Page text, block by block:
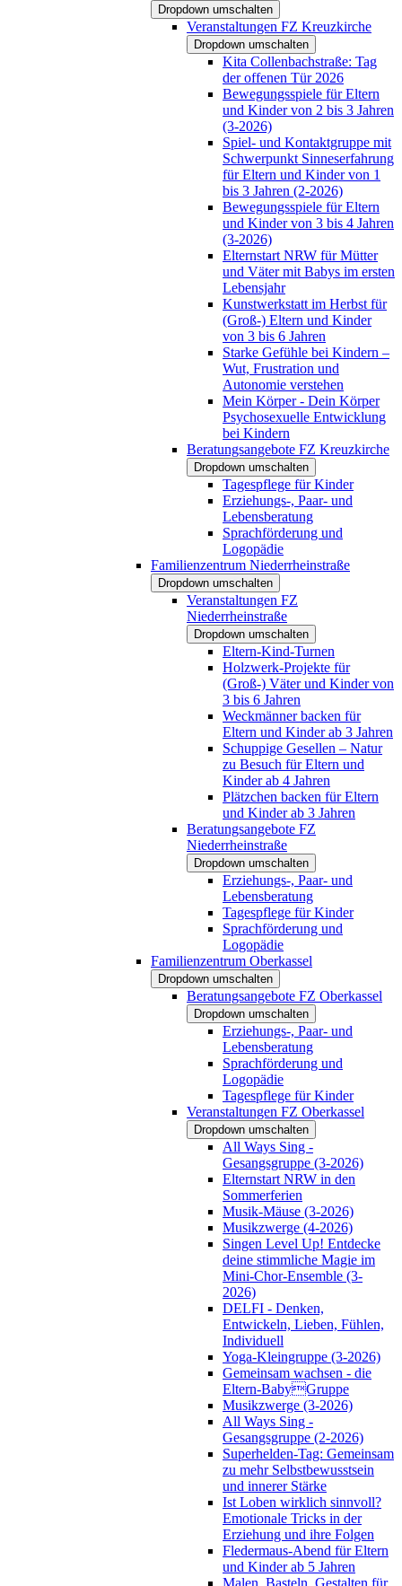
Dropdown umschalten
Veranstaltungen FZ Kreuzkirche
Dropdown umschalten
Kita Collenbachstraße: Tag
der offenen Tür 2026
Bewegungsspiele für Eltern
und Kinder von 2 bis 3 Jahren
(3-2026)
Spiel- und Kontaktgruppe mit
Schwerpunkt Sinneserfahrung
für Eltern und Kinder von 1
bis 3 Jahren (2-2026)
Bewegungsspiele für Eltern
und Kinder von 3 bis 4 Jahren
(3-2026)
Elternstart NRW für Mütter
und Väter mit Babys im ersten
Lebensjahr
Kunstwerkstatt im Herbst für
(Groß-) Eltern und Kinder
von 3 bis 6 Jahren
Starke Gefühle bei Kindern –
Wut, Frustration und
Autonomie verstehen
Mein Körper - Dein Körper
Psychosexuelle Entwicklung
bei Kindern
Beratungsangebote FZ Kreuzkirche
Dropdown umschalten
Tagespflege für Kinder
Erziehungs-, Paar- und
Lebensberatung
Sprachförderung und
Logopädie
Familienzentrum Niederrheinstraße
Dropdown umschalten
Veranstaltungen FZ
Niederrheinstraße
Dropdown umschalten
Eltern-Kind-Turnen
Holzwerk-Projekte für
(Groß-) Väter und Kinder von
3 bis 6 Jahren
Weckmänner backen für
Eltern und Kinder ab 3 Jahren
Schuppige Gesellen – Natur
zu Besuch für Eltern und
Kinder ab 4 Jahren
Plätzchen backen für Eltern
und Kinder ab 3 Jahren
Beratungsangebote FZ
Niederrheinstraße
Dropdown umschalten
Erziehungs-, Paar- und
Lebensberatung
Tagespflege für Kinder
Sprachförderung und
Logopädie
Familienzentrum Oberkassel
Dropdown umschalten
Beratungsangebote FZ Oberkassel
Dropdown umschalten
Erziehungs-, Paar- und
Lebensberatung
Sprachförderung und
Logopädie
Tagespflege für Kinder
Veranstaltungen FZ Oberkassel
Dropdown umschalten
All Ways Sing -
Gesangsgruppe (3-2026)
Elternstart NRW in den
Sommerferien
Musik-Mäuse (3-2026)
Musikzwerge (4-2026)
Singen Level Up! Entdecke
deine stimmliche Magie im
Mini-Chor-Ensemble (3-
2026)
DELFI - Denken,
Entwickeln, Lieben, Fühlen,
Individuell
Yoga-Kleingruppe (3-2026)
Gemeinsam wachsen - die
Eltern-BabyGruppe
Musikzwerge (3-2026)
All Ways Sing -
Gesangsgruppe (2-2026)
Superhelden-Tag: Gemeinsam
zu mehr Selbstbewusstsein
und innerer Stärke
Ist Loben wirklich sinnvoll?
Emotionale Tricks in der
Erziehung und ihre Folgen
Fledermaus-Abend für Eltern
und Kinder ab 5 Jahren
Malen, Basteln, Gestalten für